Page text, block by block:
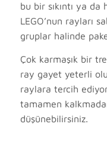
bu bir sıkıntı ya da
LEGO’nun rayları
gruplar halinde
Çok karmaşık bir
ray gayet yeterli
raylara tercih
tamamen
düşünebilirsiniz.